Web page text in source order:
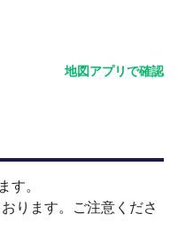
地図アプリで確認
す。
ります。ご注意くださ